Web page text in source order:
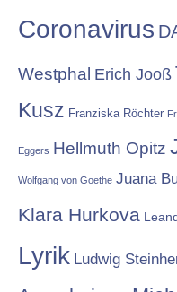
Coronavirus
Westphal Erich Jooß
Kusz Franziska Röchter
Eggers Hellmuth Opitz
Wolfgang von Goethe Juana
Klara Hurkova
Lyrik Ludwig